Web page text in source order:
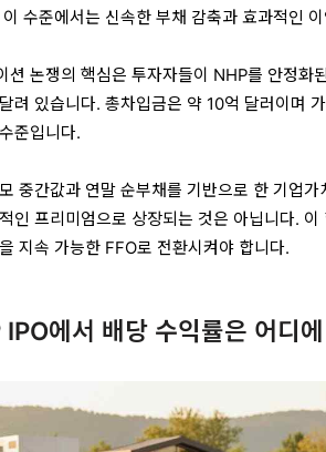
수준에서는 신속한 부채 감축과 효과적인
션 논쟁의 핵심은 투자자들이 NHP를 안정화
려 있습니다. 총차입금은 약 10억 달러이며
준입니다.
중간값과 연말 순부채를 기반으로 한 기업
인 프리미엄으로 상장되는 것은 아닙니다.
지속 가능한 FFO로 전환시켜야 합니다.
에서 배당 수익률은 어디